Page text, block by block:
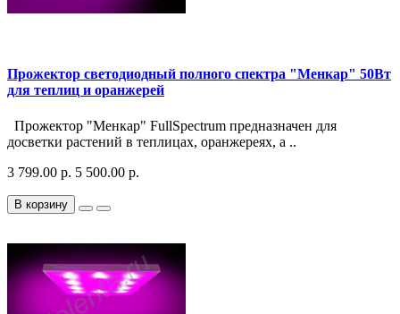
Прожектор светодиодный полного спектра "Менкар" 50Вт
для теплиц и оранжерей
Прожектор "Менкар" FullSpectrum предназначен для
досветки растений в теплицах, оранжереях, а ..
3 799.00 р. 5 500.00 р.
В корзину